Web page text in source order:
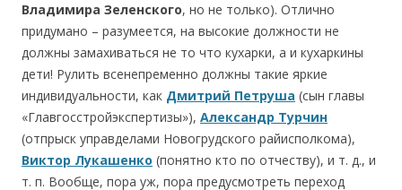
Владимира Зеленского, но не только). Отлично
придумано – разумеется, на высокие должности не
должны замахиваться не то что кухарки, а и кухаркины
дети! Рулить всенепременно должны такие яркие
индивидуальности, как Дмитрий Петруша (сын главы
«Главгосстройэкспертизы»), Александр Турчин
(отпрыск управделами Новогрудского райисполкома),
Виктор Лукашенко (понятно кто по отчеству), и т. д., и
т. п. Вообще, пора уж, пора предусмотреть переход